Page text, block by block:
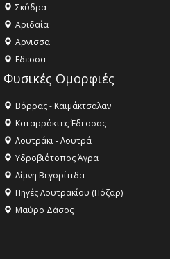
Σκύδρα
Αριδαία
Aρνισσα
Eδεσσα
Φυσικές Ομορφιές
Βόρρας - Καϊμάκτσαλαν
Καταρράκτες Έδεσσας
Λουτράκι - Λουτρά
Υδροβιότοπος Άγρα
Λίμνη Βεγορίτιδα
Πηγές Λουτρακίου (Πόζαρ)
Μαύρο Δάσος